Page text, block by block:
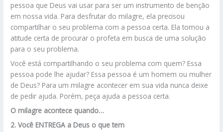
pessoa que Deus vai usar para ser um instrumento de benção
em nossa vida. Para desfrutar do milagre, ela precisou
compartilhar o seu problema com a pessoa certa. Ela tomou a
atitude certa de procurar o profeta em busca de uma solução
para o seu problema.
Você está compartilhando o seu problema com quem? Essa
pessoa pode lhe ajudar? Essa pessoa é um homem ou mulher
de Deus? Para um milagre acontecer em sua vida nunca deixe
de pedir ajuda. Porém, peça ajuda a pessoa certa.
O milagre acontece quando…
2. Você ENTREGA a Deus o que tem